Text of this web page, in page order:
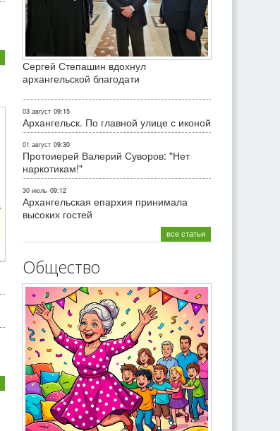
Сергей Степашин вдохнул
архангельской благодати
03 август 09:15
Архангельск. По главной улице с иконой
01 август 09:30
Протоиерей Валерий Суворов: "Нет
наркотикам!"
30 июль 09:12
Архангельская епархия принимала
высоких гостей
все статьи
Общество